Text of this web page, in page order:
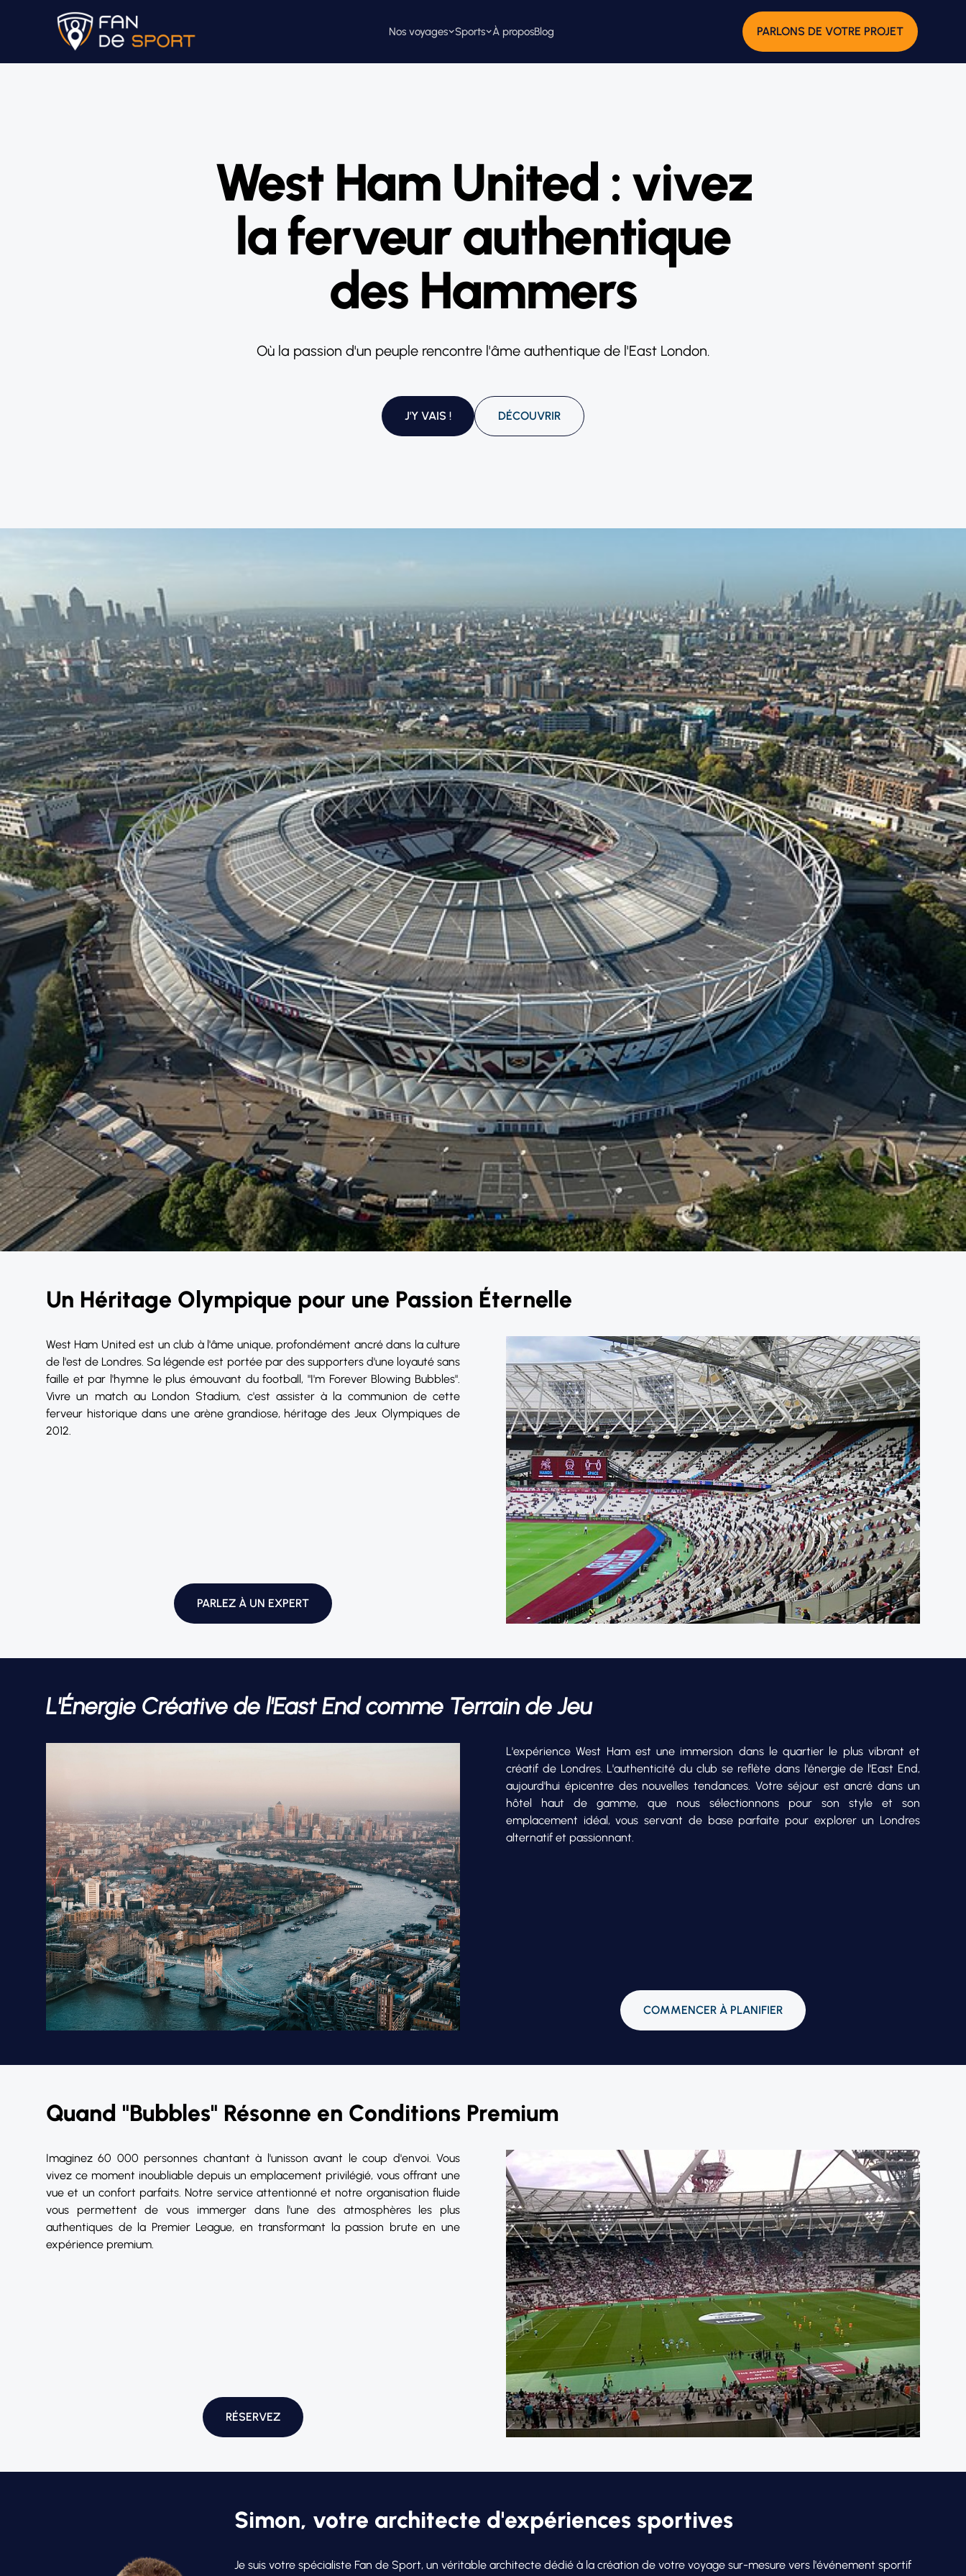
Nos voyages Sports À proposBlog PARLONS DE VOTRE PROJET
West Ham United : vivez
la ferveur authentique
des Hammers
Où la passion d'un peuple rencontre l'âme authentique de l'East London.
J'Y VAIS ! DÉCOUVRIR
Un Héritage Olympique pour une Passion Éternelle
West Ham United est un club à l'âme unique, profondément ancré dans la culture
de l'est de Londres. Sa légende est portée par des supporters d'une loyauté sans
faille et par l'hymne le plus émouvant du football, "I'm Forever Blowing Bubbles".
Vivre un match au London Stadium, c'est assister à la communion de cette
ferveur historique dans une arène grandiose, héritage des Jeux Olympiques de
2012.
PARLEZ À UN EXPERT
L'Énergie Créative de l'East End comme Terrain de Jeu
L'expérience West Ham est une immersion dans le quartier le plus vibrant et
créatif de Londres. L'authenticité du club se reflète dans l'énergie de l'East End,
aujourd'hui épicentre des nouvelles tendances. Votre séjour est ancré dans un
hôtel haut de gamme, que nous sélectionnons pour son style et son
emplacement idéal, vous servant de base parfaite pour explorer un Londres
alternatif et passionnant.
COMMENCER À PLANIFIER
Quand "Bubbles" Résonne en Conditions Premium
Imaginez 60 000 personnes chantant à l'unisson avant le coup d'envoi. Vous
vivez ce moment inoubliable depuis un emplacement privilégié, vous offrant une
vue et un confort parfaits. Notre service attentionné et notre organisation fluide
vous permettent de vous immerger dans l'une des atmosphères les plus
authentiques de la Premier League, en transformant la passion brute en une
expérience premium.
RÉSERVEZ
Simon, votre architecte d'expériences sportives
Je suis votre spécialiste Fan de Sport, un véritable architecte dédié à la création de votre voyage sur-mesure vers l'événement sportif